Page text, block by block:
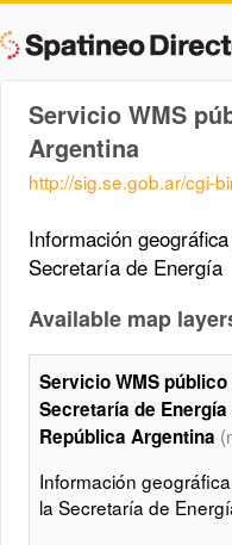
Servicio WMS
Argentina
http://sig.se.gob.ar/cgi-
Información
Secretaría de Energía
Available map
Servicio WMS público
Secretaría de Energía
República Argentina
Información
la Secretaría de